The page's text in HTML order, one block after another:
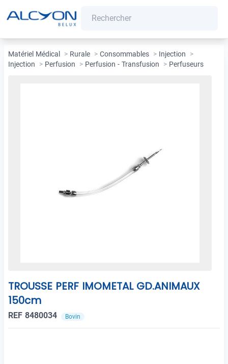
Matériel Médical > Rurale > Consommables > Injection
>
Injection
> Perfusion > Perfusion - Transfusion > Perfuseurs
TROUSSE PERF IMOMETAL GD.ANIMAUX
150cm
REF 8480034 Bovin